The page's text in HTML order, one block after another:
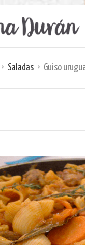
Saladas Guiso